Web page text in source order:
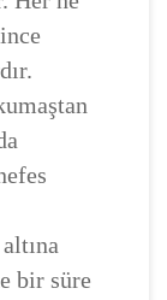
bir süre